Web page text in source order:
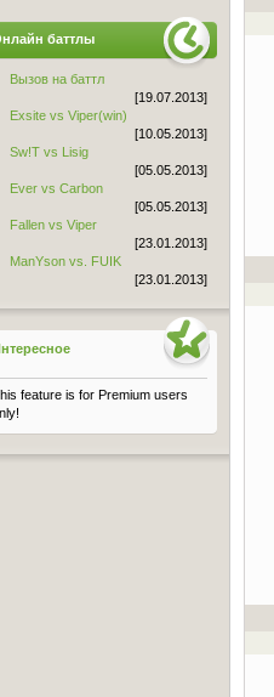
баттлы
Вызов на баттл
[19.07.2013]
Exsite vs Viper(win)
[10.05.2013]
Sw!T vs Lisig
[05.05.2013]
Ever vs Carbon
[05.05.2013]
Fallen vs Viper
[23.01.2013]
ManYson vs. FUIK
[23.01.2013]
feature is for Premium users